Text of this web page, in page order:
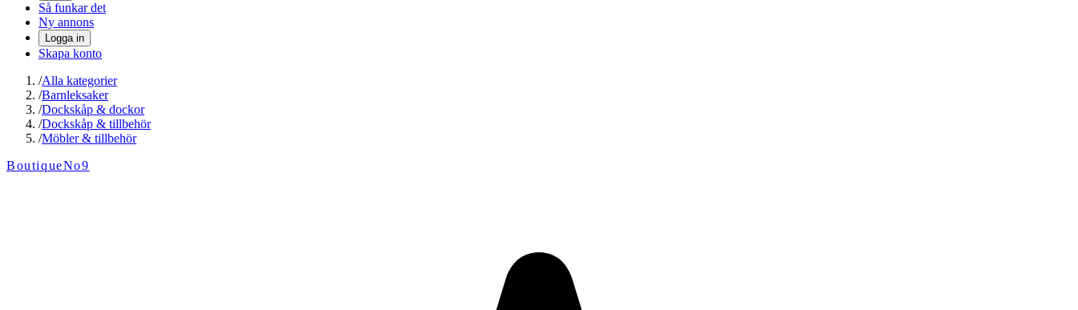
Så funkar det
Ny annons
Logga in
Skapa konto
/Alla kategorier
/Barnleksaker
/Dockskåp & dockor
/Dockskåp & tillbehör
/Möbler & tillbehör
BoutiqueNo9